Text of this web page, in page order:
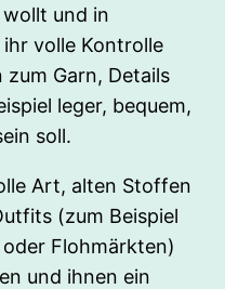
und in
volle Kontrolle
Garn, Details
leger, bequem,
soll.
Art, alten Stoffen
(zum Beispiel
Flohmärkten)
und ihnen ein